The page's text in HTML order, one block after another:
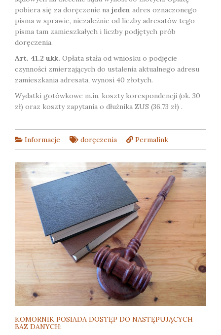
pobiera się za doręczenie na jeden adres oznaczonego
pisma w sprawie, niezależnie od liczby adresatów tego
pisma tam zamieszkałych i liczby podjętych prób
doręczenia.
Art. 41.2 ukk. Opłata stała od wniosku o podjęcie
czynności zmierzających do ustalenia aktualnego adresu
zamieszkania adresata, wynosi 40 złotych.
Wydatki gotówkowe m.in. koszty korespondencji (ok. 30
zł) oraz koszty zapytania o dłużnika ZUS (36,73 zł) .
Informacje doręczenia Permalink
KOMORNIK POSIADA DOSTĘP DO NASTĘPUJĄCYCH
BAZ DANYCH: